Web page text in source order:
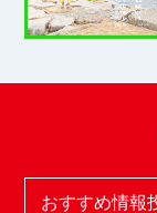
おすすめ情報